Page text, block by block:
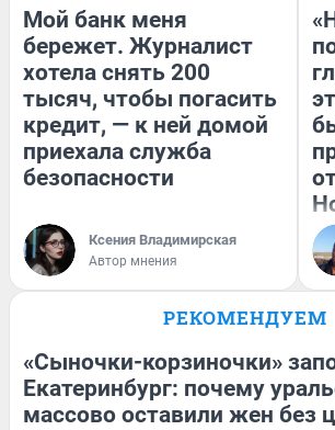
Мой банк меня
бережет. Журналист
хотела снять 200
тысяч, чтобы погасить
кредит, — к ней домой
приехала служба
безопасности
Ксения Владимирская
Автор мнения
РЕКОМЕНДУЕМ
«Сыночки-корзиночки»
Екатеринбург: почему
массово оставили жен без